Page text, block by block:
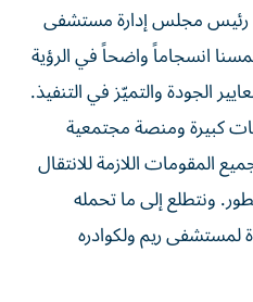
رئيس مجلس إدارة مستشفى
انسجاماً واضحاً في الرؤية
الجودة والتميّز في التنفيذ.
كبيرة ومنصة مجتمعية
المقومات اللازمة للانتقال
ونتطلع إلى ما تحمله
لمستشفى ريم ولكوادره